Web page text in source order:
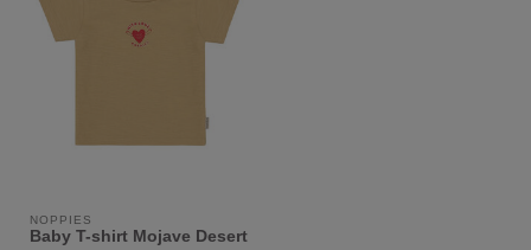
NOPPIES
Baby T-shirt Mojave Desert